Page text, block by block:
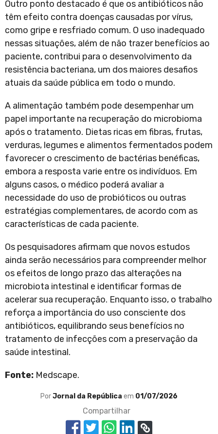
Outro ponto destacado é que os antibióticos não
têm efeito contra doenças causadas por vírus,
como gripe e resfriado comum. O uso inadequado
nessas situações, além de não trazer benefícios ao
paciente, contribui para o desenvolvimento da
resistência bacteriana, um dos maiores desafios
atuais da saúde pública em todo o mundo.
A alimentação também pode desempenhar um
papel importante na recuperação do microbioma
após o tratamento. Dietas ricas em fibras, frutas,
verduras, legumes e alimentos fermentados podem
favorecer o crescimento de bactérias benéficas,
embora a resposta varie entre os indivíduos. Em
alguns casos, o médico poderá avaliar a
necessidade do uso de probióticos ou outras
estratégias complementares, de acordo com as
características de cada paciente.
Os pesquisadores afirmam que novos estudos
ainda serão necessários para compreender melhor
os efeitos de longo prazo das alterações na
microbiota intestinal e identificar formas de
acelerar sua recuperação. Enquanto isso, o trabalho
reforça a importância do uso consciente dos
antibióticos, equilibrando seus benefícios no
tratamento de infecções com a preservação da
saúde intestinal.
Fonte: Medscape.
PorJornal da República em 01/07/2026
Compartilhar